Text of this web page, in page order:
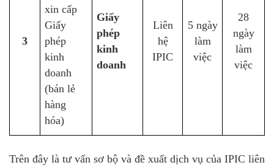
3
xin cấp
Giấy
phép
kinh
doanh
(bán lẻ
hàng
hóa)
Giấy
phép
kinh
doanh
Liên
hệ
IPIC
5 ngày
làm
việc
28
ngày
làm
việc
Trên đây là tư vấn sơ bộ và đề xuất dịch vụ của IPIC liên